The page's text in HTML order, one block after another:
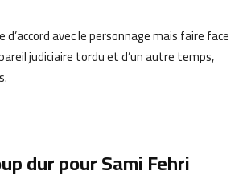
avec le personnage mais faire face
judiciaire tordu et d’un autre temps,
dur pour Sami Fehri